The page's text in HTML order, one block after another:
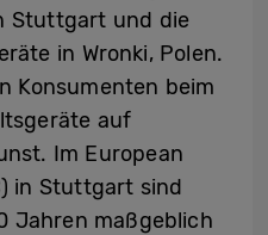
Stuttgart und die
in Wronki, Polen.
Konsumenten beim
auf
Im European
in Stuttgart sind
Jahren maßgeblich